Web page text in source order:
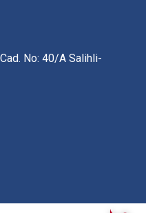
No: 40/A Salihli-